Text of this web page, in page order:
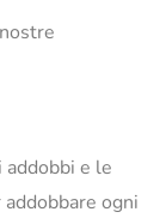
addobbi e le
ogni